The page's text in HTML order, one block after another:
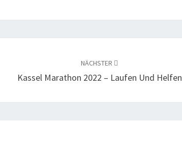
NÄCHSTER
Kas­sel Mara­thon 2022 – Lau­fen Und Helfen